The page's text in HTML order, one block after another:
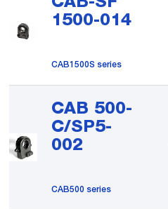
1500-014
CAB1500S series
CAB 500-
C/SP5-
002
CAB500 series